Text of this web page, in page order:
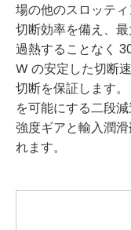
場の他のスロッテ
切断効率を備え、最
過熱することなく
W の安定した切断
切断を保証します
を可能にする二段
強度ギアと輸入潤
れます。